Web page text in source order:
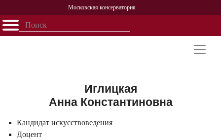
Московская консерватория
Открыть - закрыть
Персоналии
История
Иглицкая
Анна Константиновна
Кандидат искусствоведения
Доцент